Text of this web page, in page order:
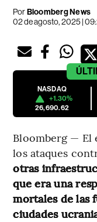
PorBloomberg News
02 de agosto, 2025 |
NASDAQ
+1.30%
26,690.62
Bloomberg — El
los ataques
otras
que era una
mortales de las
ciudades